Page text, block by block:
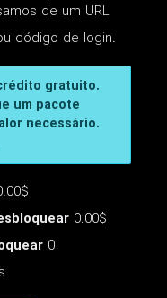
de um URL
código de login.
gratuito.
um pacote
necessário.
0.00$
0